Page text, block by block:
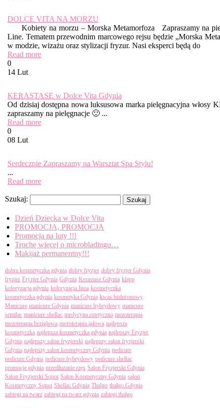
DOLCE VITA NA MORZU
Kobiety na morzu – Morska Metamorfoza Zapraszamy na
Line. Tematem przewodnim marcowego rejsu będzie „Morska
w modzie, wizażu oraz stylizacji fryzur. Nasi eksperci będą do
Read more
0
14 Lut
KERASTASE w Dolce Vita Gdynia
Od dzisiaj dostępna nowa luksusowa marka pielęgnacyjna włosy
zapraszamy na pielęgnacje 🙂 ...
Read more
0
08 Lut
Serdecznie Zapraszamy na Warsztat Spa Stylu!
...
Read more
Szukaj:
Dzień Dziecka w Dolce Vita
PROMOCJA, PROMOCJA
Promocja na luty !!!
Trochę więcej o microbladingu…
Makijaż permanentny!!!
dobra kosmetyczka gdynia dobry fryzjer dobry fryzjer Gdynia
fryzjer Fryzjer Gdynia Gdynia Kerastase Gdynia klapp
koloryzacja gdynia koloryzacja Inoa kosmetyczka
kosmetyczka gdynia kosmetyka Gdynia kwas hialuronowy
Manicure manicure Gdynia manicure hybrydowy manicure
semilac manicure shellac medycyna estetyczna mezoterapia
mezoterapia bezigłowa mezoterapia igłowa najlepsza
kosmetyczka najlepsza kosmetyczka gdynia najlepszy Fryzjer
Gdynia najlepszy salon fryzjerski najlepszy salon fryzjerski
Gdynia najlepszy salon kosmetyczny Gdynia pedicure
pedicure Gdynia pedicure hybrydowy pedicure shellac
promocje gdynia przedłużanie rzęs Salon Fryzjerski Gdynia
Salon Fryzjerski Sopot Salon Kosmetyczny Gdynia salon
Kosmetyczny Sopot Shellac Gdynia Thalgo thalgo Gdynia
zabiegi na twarz zabiegi na twarz gdynia zabiegi thalgo